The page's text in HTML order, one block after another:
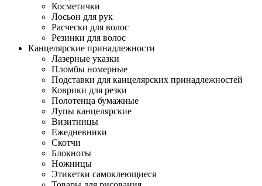
Косметички
Лосьон для рук
Расчески для волос
Резинки для волос
Канцелярские принадлежности
Лазерные указки
Пломбы номерные
Подставки для канцелярских принадлежностей
Коврики для резки
Полотенца бумажные
Лупы канцелярские
Визитницы
Ежедневники
Скотчи
Блокноты
Ножницы
Этикетки самоклеющиеся